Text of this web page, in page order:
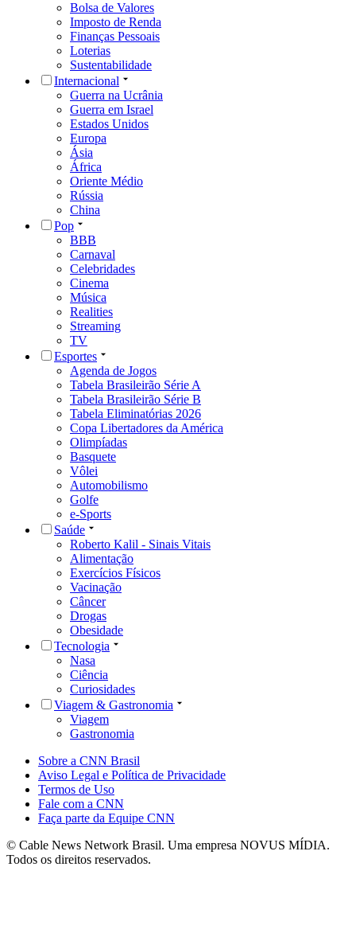
Bolsa de Valores
Imposto de Renda
Finanças Pessoais
Loterias
Sustentabilidade
Internacional
Guerra na Ucrânia
Guerra em Israel
Estados Unidos
Europa
Ásia
África
Oriente Médio
Rússia
China
Pop
BBB
Carnaval
Celebridades
Cinema
Música
Realities
Streaming
TV
Esportes
Agenda de Jogos
Tabela Brasileirão Série A
Tabela Brasileirão Série B
Tabela Eliminatórias 2026
Copa Libertadores da América
Olimpíadas
Basquete
Vôlei
Automobilismo
Golfe
e-Sports
Saúde
Roberto Kalil - Sinais Vitais
Alimentação
Exercícios Físicos
Vacinação
Câncer
Drogas
Obesidade
Tecnologia
Nasa
Ciência
Curiosidades
Viagem & Gastronomia
Viagem
Gastronomia
Sobre a CNN Brasil
Aviso Legal e Política de Privacidade
Termos de Uso
Fale com a CNN
Faça parte da Equipe CNN
© Cable News Network Brasil. Uma empresa NOVUS MÍDIA.
Todos os direitos reservados.